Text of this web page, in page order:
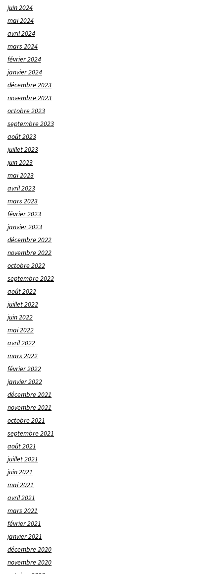
juin 2024
mai 2024
avril 2024
mars 2024
février 2024
janvier 2024
décembre 2023
novembre 2023
octobre 2023
septembre 2023
août 2023
juillet 2023
juin 2023
mai 2023
avril 2023
mars 2023
février 2023
janvier 2023
décembre 2022
novembre 2022
octobre 2022
septembre 2022
août 2022
juillet 2022
juin 2022
mai 2022
avril 2022
mars 2022
février 2022
janvier 2022
décembre 2021
novembre 2021
octobre 2021
septembre 2021
août 2021
juillet 2021
juin 2021
mai 2021
avril 2021
mars 2021
février 2021
janvier 2021
décembre 2020
novembre 2020